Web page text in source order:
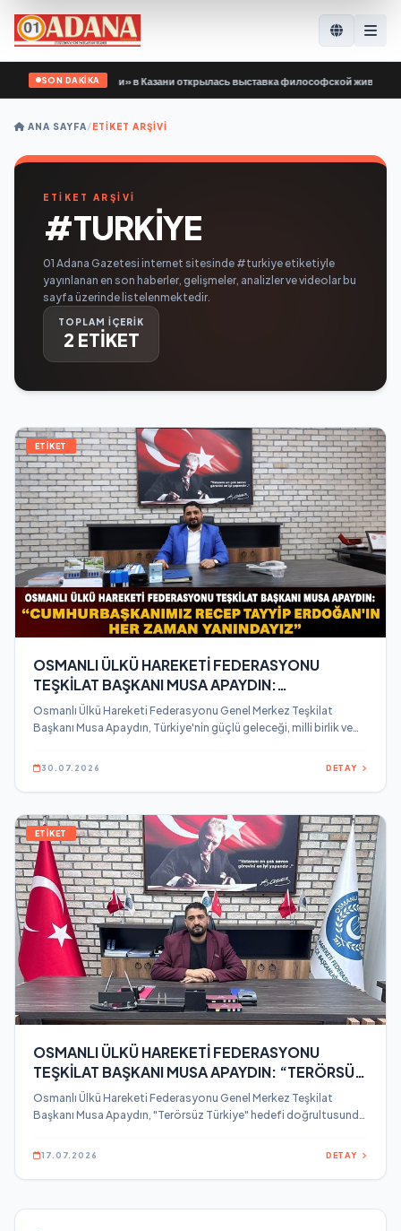
SON DAKİKA
«Единой России» в Казани открылась выставка философской живописи
ANA SAYFA/ETIKET ARŞIVI
ETİKET ARŞİVİ
#TURKIYE
01 Adana Gazetesi internet sitesinde #turkiye etiketiyle
yayınlanan en son haberler, gelişmeler, analizler ve videolar bu
sayfa üzerinde listelenmektedir.
TOPLAM İÇERİK
2 ETİKET
ETİKET
OSMANLI ÜLKÜ HAREKETİ FEDERASYONU
TEŞKİLAT BAŞKANI MUSA APAYDIN:
“CUMHURBAŞKANIMIZ RECEP TAYYİP
ERDOĞAN’IN HER ZAMAN YANINDAYIZ”
Osmanlı Ülkü Hareketi Federasyonu Genel Merkez Teşkilat
Başkanı Musa Apaydın, Türkiye'nin güçlü geleceği, milli birlik ve
Erdoğan'a destek mesajı verdi.
30.07.2026 DETAY
ETİKET
OSMANLI ÜLKÜ HAREKETİ FEDERASYONU
TEŞKİLAT BAŞKANI MUSA APAYDIN: “TERÖRSÜZ
TÜRKİYE HEDEFİNİ DESTEKLİYORUZ”
Osmanlı Ülkü Hareketi Federasyonu Genel Merkez Teşkilat
Başkanı Musa Apaydın, "Terörsüz Türkiye" hedefi doğrultusunda
17.07.2026 DETAY